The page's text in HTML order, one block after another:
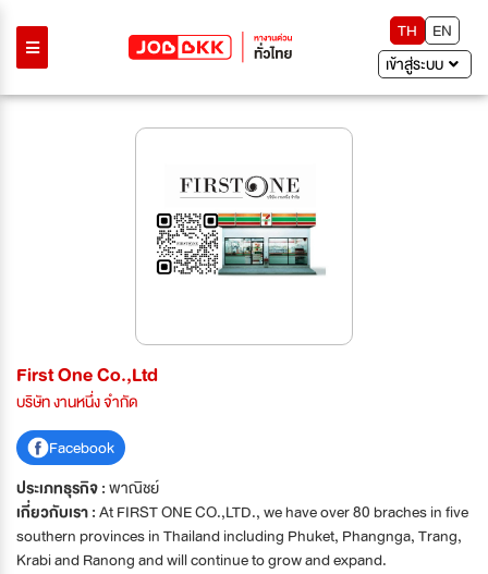
TH
EN
เข้าสู่ระบบ
First One Co.,Ltd
บริษัท งานหนึ่ง จำกัด
Facebook
ประเภทธุรกิจ :พาณิชย์
เกี่ยวกับเรา :At FIRST ONE CO.,LTD., we have over 80 braches in five
southern provinces in Thailand including Phuket, Phangnga, Trang,
Krabi and Ranong and will continue to grow and expand.